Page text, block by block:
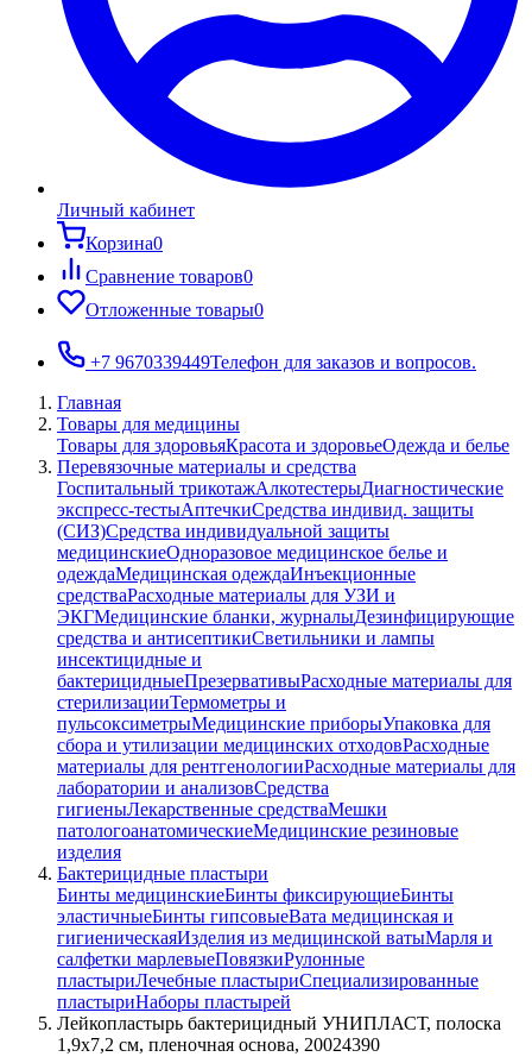
Личный кабинет
Корзина0
Сравнение товаров0
Отложенные товары0
+7 9670339449Телефон для заказов и вопросов.
Главная
Товары для медицины
Товары для здоровьяКрасота и здоровьеОдежда и белье
Перевязочные материалы и средства
Госпитальный трикотажАлкотестерыДиагностические
экспресс-тестыАптечкиСредства индивид. защиты
(СИЗ)Средства индивидуальной защиты
медицинскиеОдноразовое медицинское белье и
одеждаМедицинская одеждаИнъекционные
средстваРасходные материалы для УЗИ и
ЭКГМедицинские бланки, журналыДезинфицирующие
средства и антисептикиСветильники и лампы
инсектицидные и
бактерицидныеПрезервативыРасходные материалы для
стерилизацииТермометры и
пульсоксиметрыМедицинские приборыУпаковка для
сбора и утилизации медицинских отходовРасходные
материалы для рентгенологииРасходные материалы для
лаборатории и анализовСредства
гигиеныЛекарственные средстваМешки
патологоанатомическиеМедицинские резиновые
изделия
Бактерицидные пластыри
Бинты медицинскиеБинты фиксирующиеБинты
эластичныеБинты гипсовыеВата медицинская и
гигиеническаяИзделия из медицинской ватыМарля и
салфетки марлевыеПовязкиРулонные
пластыриЛечебные пластыриСпециализированные
пластыриНаборы пластырей
Лейкопластырь бактерицидный УНИПЛАСТ, полоска
1,9х7,2 см, пленочная основа, 20024390